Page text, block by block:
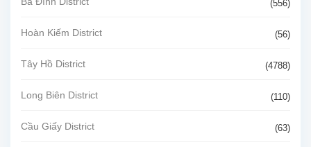
(556)
Hoàn Kiếm District (56)
Tây Hồ District (4788)
Long Biên District (110)
Cầu Giấy District (63)